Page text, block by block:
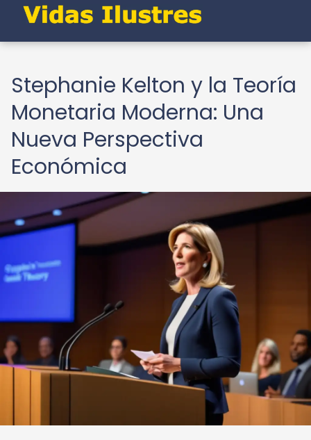
Stephanie Kelton y la Teoría
Monetaria Moderna: Una
Nueva Perspectiva
Económica